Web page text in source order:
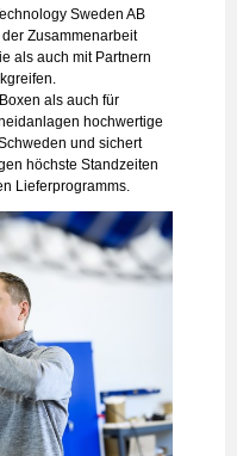
Sweden AB
der Zusammenarbeit
als auch mit Partnern
als auch für
hochwertige
und sichert
höchste Standzeiten
Lieferprogramms.